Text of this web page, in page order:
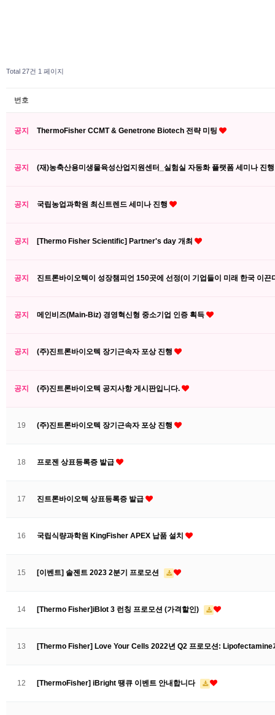
Total 27건 1 페이지
번호
공지 ThermoFisher CCMT & Genetrone Biotech 전략 미팅
공지 (재)농축산용미생물육성산업지원센터_실험실 자동화 플랫폼 세미나 진
공지 국립농업과학원 최신트렌드 세미나 진행
공지 [Thermo Fisher Scientific] Partner's day 개최
공지 진트론바이오텍이 성장챔피언 150곳에 선정(이 기업들이 미래 한국 이끈
공지 메인비즈(Main-Biz) 경영혁신형 중소기업 인증 획득
공지 (주)진트론바이오텍 장기근속자 포상 진행
공지 (주)진트론바이오텍 공지사항 게시판입니다.
19 (주)진트론바이오텍 장기근속자 포상 진행
18 프로젠 상표등록증 발급
17 진트론바이오텍 상표등록증 발급
16 국립식량과학원 KingFisher APEX 납품 설치
15 [이벤트] 솔젠트 2023 2분기 프로모션
14 [Thermo Fisher]iBlot 3 런칭 프로모션 (가격할인)
13 [Thermo Fisher] Love Your Cells 2022년 Q2 프로모션: Lipofectamine
12 [ThermoFisher] iBright 땡큐 이벤트 안내합니다